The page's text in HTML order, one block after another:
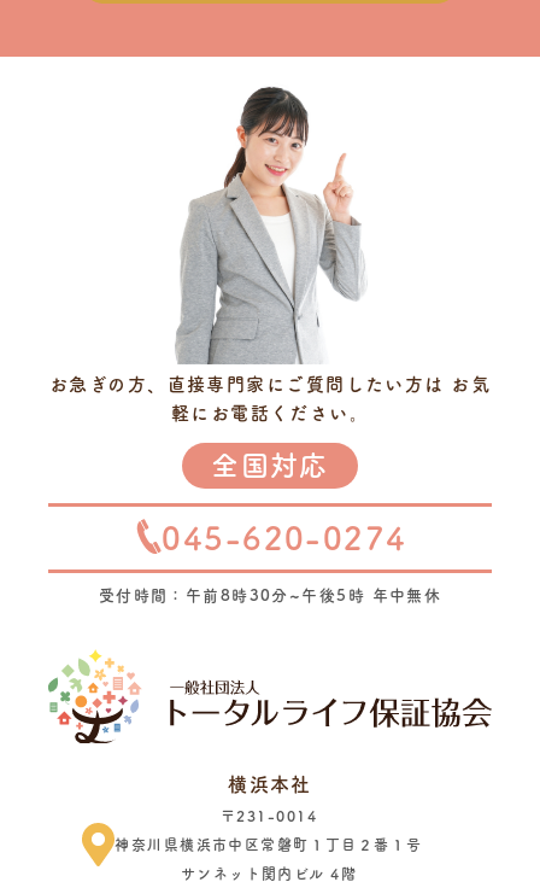
お急ぎの方、直接専門家にご質問したい方は
お気
軽にお電話ください。
全国対応
045-620-0274
受付時間：午前8時30分~午後5時 年中無休
横浜本社
〒231-0014
神奈川県横浜市中区常磐町１丁目２番１号
サンネット関内ビル 4階